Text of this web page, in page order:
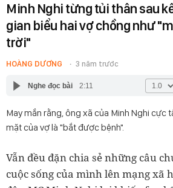
Minh Nghi từng tủi thân sau
gian biểu hai vợ chồng như
trời"
HOÀNG DƯƠNG 3 năm trước
Nghe đọc bài 2:11
May mắn rằng, ông xã của Minh Nghi cực
mặt của vợ là "bắt được bệnh".
Vẫn đều đặn chia sẻ những câu
cuộc sống của mình lên mạng xã